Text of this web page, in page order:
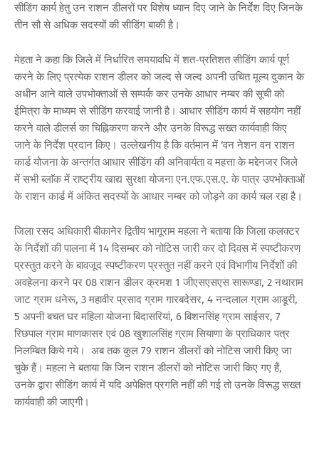
सीडिंग कार्य हेतु उन राशन डीलरों पर विशेष ध्यान दिए जाने के निर्देश दिए जिनके
तीन सौ से अधिक सदस्यों की सीडिंग बाकी है।
मेहता ने कहा कि जिले में निर्धारित समयावधि में शत-प्रतिशत सीडिंग कार्य पूर्ण
करने के लिए प्रत्येक राशन डीलर को जल्द से जल्द अपनी उचित मूल्य दुकान के
अधीन आने वाले उपभोक्ताओं से सम्पर्क कर उनके आधार नम्बर की सूची को
ईमित्रा के माध्यम से सीडिंग करवाई जानी है। आधार सीडिंग कार्य में सहयोग नहीं
करने वाले डीलर्स का चिह्निकरण करने और उनके विरूद्ध सख्त कार्यवाही किए
जाने के निर्देश प्रदान किए। उल्लेखनीय है कि वर्तमान में ‘वन नेशन वन राशन
कार्ड योजना के अन्तर्गत आधार सीडिंग की अनिवार्यता व महत्ता के मद्देनजर जिले
में सभी ब्लाॅक में राष्ट्रीय खाद्य सुरक्षा योजना एन.एफ.एस.ए. के पात्र उपभोक्ताओं
के राशन कार्ड में अंकित सदस्यों के आधार नम्बर को जोड़ने का कार्य चल रहा है।
जिला रसद अधिकारी बीकानेर द्वितीय भागूराम महला ने बताया कि जिला कलक्टर
के निर्देशों की पालना में 14 दिसम्बर को नोटिस जारी कर दो दिवस में स्पष्टीकरण
प्रस्तुत करने के बावजूद स्पष्टीकरण प्रस्तुत नहीं करने एवं विभागीय निर्देशों की
अवहेलना करने पर 08 राशन डीलर क्रमश 1 जीएसएसएस सारूण्डा, 2 नथाराम
जाट ग्राम धनेरू, 3 महावीर प्रसाद ग्राम गारबदेसर, 4 नन्दलाल ग्राम आडूरी,
5 अपनी बचत घर महिला योजना बिदासरियां, 6 बिशनसिंह ग्राम साईसर, 7
रिछपाल ग्राम माणकासर एवं 08 खुशालसिंह ग्राम सियाणा के प्राधिकार पत्र
निलम्बित किये गये। अब तक कुल 79 राशन डीलरों को नोटिस जारी किए जा
चुके हैं। महला ने बताया कि जिन राशन डीलरों को नोटिस जारी किए गए हैं,
उनके द्वारा सीडिंग कार्य में यदि अपेक्षित प्रगति नहीं की गई तो उनके विरूद्ध सख्त
कार्यवाही की जाएगी।